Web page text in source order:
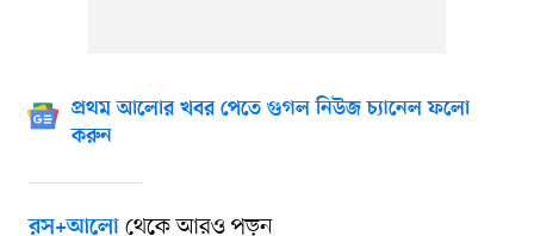
প্রথম আলোর খবর পেতে গুগল নিউজ চ্যানেল ফলো
করুন
রস+আলোথেকে আরও পড়ুন